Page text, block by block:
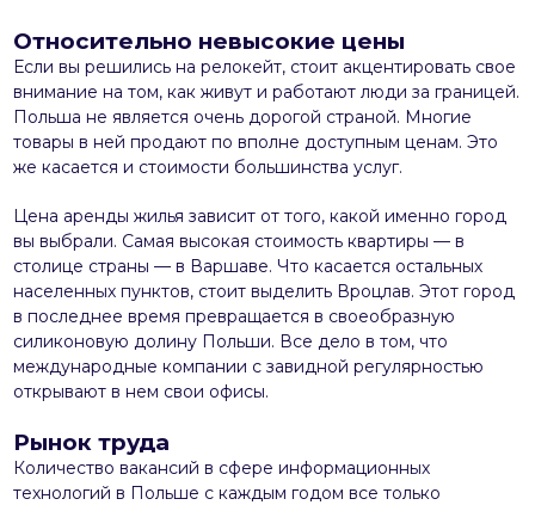
Относительно невысокие цены
Если вы решились на релокейт, стоит акцентировать свое
внимание на том, как живут и работают люди за границей.
Польша не является очень дорогой страной. Многие
товары в ней продают по вполне доступным ценам. Это
же касается и стоимости большинства услуг.
Цена аренды жилья зависит от того, какой именно город
вы выбрали. Самая высокая стоимость квартиры — в
столице страны — в Варшаве. Что касается остальных
населенных пунктов, стоит выделить Вроцлав. Этот город
в последнее время превращается в своеобразную
силиконовую долину Польши. Все дело в том, что
международные компании с завидной регулярностью
открывают в нем свои офисы.
Рынок труда
Количество вакансий в сфере информационных
технологий в Польше с каждым годом все только